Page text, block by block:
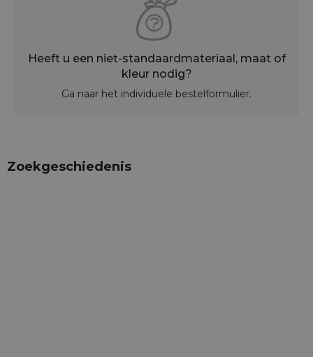
Heeft u een niet-standaardmateriaal, maat of
kleur nodig?
Ga naar het individuele bestelformulier.
Zoekgeschiedenis